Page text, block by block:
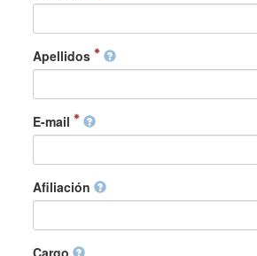
Apellidos
E-mail
Afiliación
Cargo